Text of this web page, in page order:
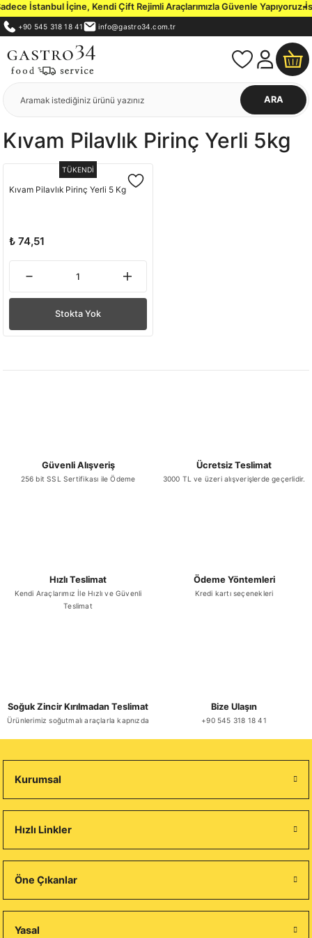
İstanbul İçine, Kendi Çift Rejimli Araçlarımızla Güvenle Yapıyoruz.
+90 545 318 18 41 info@gastro34.com.tr
ARA
Kıvam Pilavlık Pirinç Yerli 5kg
TÜKENDİ
Kıvam Pilavlık Pirinç Yerli 5 Kg
₺ 74,51
Stokta Yok
Güvenli Alışveriş
256 bit SSL Sertifikası ile Ödeme
Ücretsiz Teslimat
3000 TL ve üzeri alışverişlerde geçerlidir.
Hızlı Teslimat
Kendi Araçlarımız İle Hızlı ve Güvenli
Teslimat
Ödeme Yöntemleri
Kredi kartı seçenekleri
Soğuk Zincir Kırılmadan Teslimat
Ürünlerimiz soğutmalı araçlarla kapnızda
Bize Ulaşın
+90 545 318 18 41
Kurumsal
Hızlı Linkler
Öne Çıkanlar
Yasal